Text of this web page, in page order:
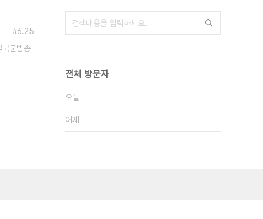
6.25
국군방송
전체 방문자
오늘
어제